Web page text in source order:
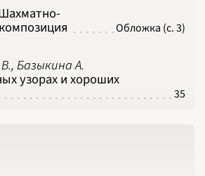
Обложка (с. 3)
Базыкина А.
узорах и хороших
35